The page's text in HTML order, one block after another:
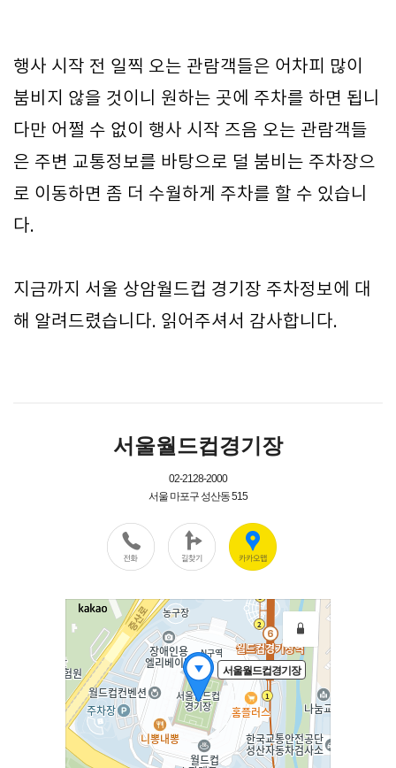
행사 시작 전 일찍 오는 관람객들은 어차피 많이
붐비지 않을 것이니 원하는 곳에 주차를 하면 됩니
다만 어쩔 수 없이 행사 시작 즈음 오는 관람객들
은 주변 교통정보를 바탕으로 덜 붐비는 주차장으
로 이동하면 좀 더 수월하게 주차를 할 수 있습니
다.
지금까지 서울 상암월드컵 경기장 주차정보에 대
해 알려드렸습니다. 읽어주셔서 감사합니다.